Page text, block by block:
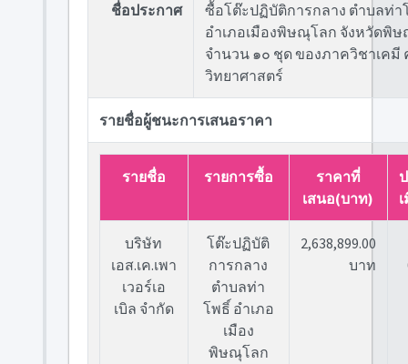
ชื่อประกาศ
ซื้อโต๊ะปฏิบัติการกลาง ตำบลท่า
อำเภอเมืองพิษณุโลก จังหวัดพิ
จำนวน ๑๐ ชุด ของภาควิชาเคมี
วิทยาศาสตร์
รายชื่อผู้ชนะการเสนอราคา
รายชื่อ รายการซื้อ
ราคาที่
เสนอ(บาท)
บริษัท
เอส.เค.เพา
เวอร์เอ
เบิล จำกัด
โต๊ะปฏิบัติ
การกลาง
ตำบลท่า
โพธิ์ อำเภอ
เมือง
พิษณุโลก
2,638,899.00
บาท